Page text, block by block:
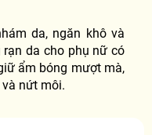
da, ngăn khô và
da cho phụ nữ có
ẩm bóng mượt mà,
nứt môi.